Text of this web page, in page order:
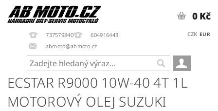
737579840
604916443
abmoto@abmoto.cz
CZK EUR
0 Kč
ECSTAR R9000 10W-40 4T 1L
MOTOROVÝ OLEJ SUZUKI